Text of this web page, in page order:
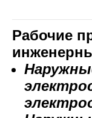
Рабочие